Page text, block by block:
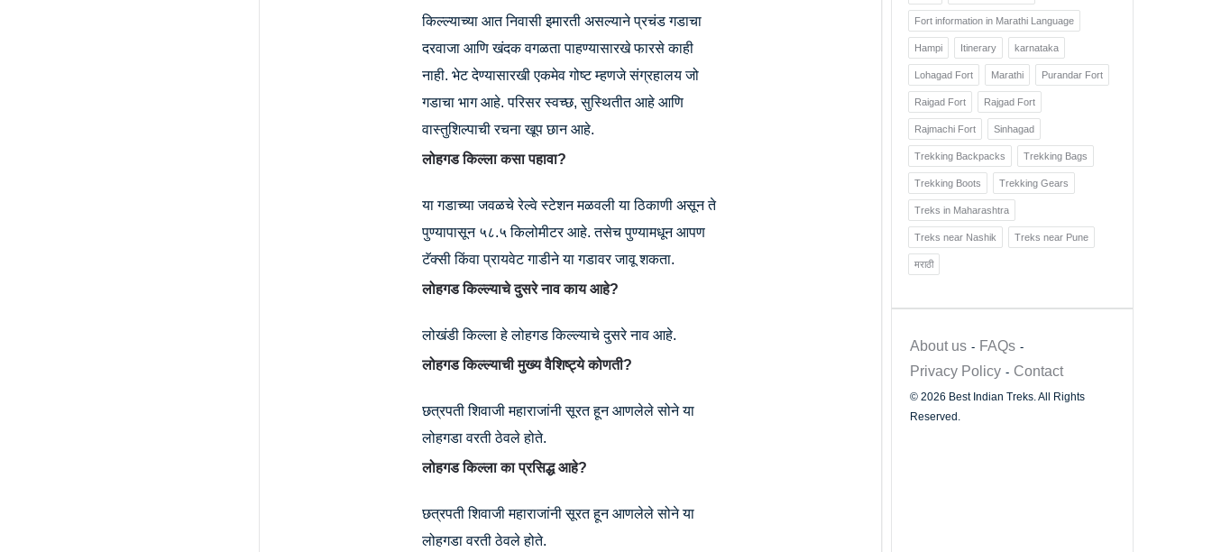
किल्ल्याच्या आत निवासी इमारती असल्याने प्रचंड गडाचा
दरवाजा आणि खंदक वगळता पाहण्यासारखे फारसे काही
नाही. भेट देण्यासारखी एकमेव गोष्ट म्हणजे संग्रहालय जो
गडाचा भाग आहे. परिसर स्वच्छ, सुस्थितीत आहे आणि
वास्तुशिल्पाची रचना खूप छान आहे.
लोहगड किल्ला कसा पहावा?
या गडाच्या जवळचे रेल्वे स्टेशन मळवली या ठिकाणी असून ते
पुण्यापासून ५८.५ किलोमीटर आहे. तसेच पुण्यामधून आपण
टॅक्सी किंवा प्रायवेट गाडीने या गडावर जावू शकता.
लोहगड किल्ल्याचे दुसरे नाव काय आहे?
लोखंडी किल्ला हे लोहगड किल्ल्याचे दुसरे नाव आहे.
लोहगड किल्ल्याची मुख्य वैशिष्ट्ये कोणती?
छत्रपती शिवाजी महाराजांनी सूरत हून आणलेले सोने या
लोहगडा वरती ठेवले होते.
लोहगड किल्ला का प्रसिद्ध आहे?
छत्रपती शिवाजी महाराजांनी सूरत हून आणलेले सोने या
लोहगडा वरती ठेवले होते.
Fort information in Marathi Language
Hampi Itinerary karnataka
Lohagad Fort Marathi Purandar Fort
Raigad Fort Rajgad Fort
Rajmachi Fort Sinhagad
Trekking Backpacks Trekking Bags
Trekking Boots Trekking Gears
Treks in Maharashtra
Treks near Nashik Treks near Pune
मराठी
About us
FAQs
Privacy Policy
Contact
© 2026 Best Indian Treks. All Rights
Reserved.